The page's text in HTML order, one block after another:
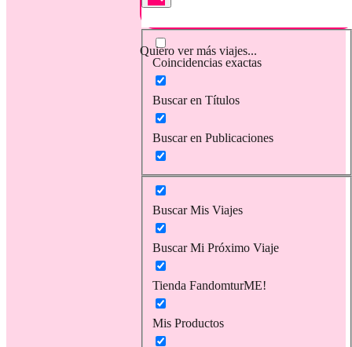
Quiero ver más viajes...
Coincidencias exactas
Buscar en Títulos
Buscar en Publicaciones
Buscar Mis Viajes
Buscar Mi Próximo Viaje
Tienda FandomturME!
Mis Productos